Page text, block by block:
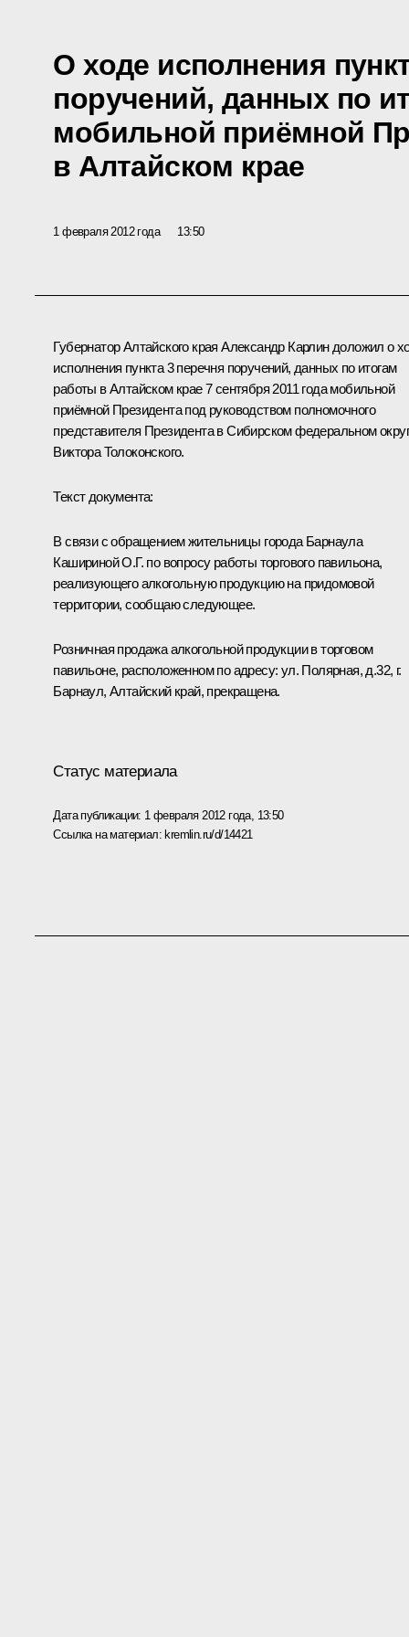
О ходе исполнения
поручений, данных по
мобильной приёмной
в Алтайском крае
1 февраля 2012 года 13:50
Губернатор Алтайского краяАлександр Карлиндоложил о
исполнения пункта 3 перечня поручений, данных по итогам
работы в Алтайском крае 7 сентября 2011 года мобильной
приёмной Президента под руководством полномочного
представителя Президента в Сибирском федеральном
Виктора Толоконского.
Текст документа:
В связи с обращением жительницы города Барнаула
Кашириной О.Г. по вопросу работы торгового павильона,
реализующего алкогольную продукцию на придомовой
территории, сообщаю следующее.
Розничная продажа алкогольной продукции в торговом
павильоне, расположенном по адресу: ул. Полярная, д.32, г.
Барнаул, Алтайский край, прекращена.
Статус материала
Дата публикации: 1 февраля 2012 года, 13:50
Ссылка на материал:kremlin.ru/d/14421